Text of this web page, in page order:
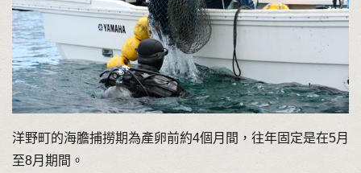
洋野町的海膽捕撈期為產卵前約4個月間，往年固定是在5月
至8月期間。